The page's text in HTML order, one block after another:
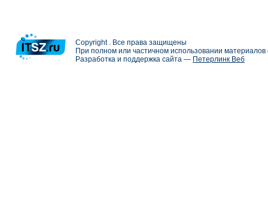
Copyright . Все права защищены
При полном или частичном использовании
Разработка и поддержка сайта — Петерлинк Веб